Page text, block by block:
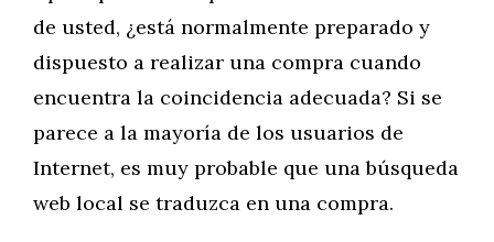
de usted, ¿está normalmente preparado y
dispuesto a realizar una compra cuando
encuentra la coincidencia adecuada? Si se
parece a la mayoría de los usuarios de
Internet, es muy probable que una búsqueda
web local se traduzca en una compra.